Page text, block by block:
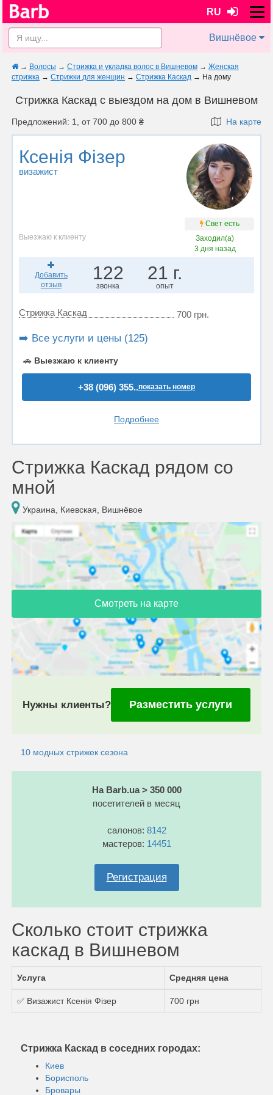
RU
Вишнёвое
→ Волосы → Стрижка и укладка волос в Вишневом → Женская
стрижка → Стрижки для женщин → Стрижка Каскад → На дому
Стрижка Каскад с выездом на дом в Вишневом
Предложений: 1, от 700 до 800 ₴ На карте
Ксенія Фізер
визажист
Свет есть
Выезжаю к клиенту
Заходил(а)
3 дня назад
Добавить
отзыв
122
звонка
21 г.
опыт
Стрижка Каскад 700 грн.
➡️ Все услуги и цены (125)
🚗 Выезжаю к клиенту
+38 (096) 355..показать номер
Подробнее
Стрижка Каскад рядом со
мной
Украина, Киевская, Вишнёвое
Смотреть на карте
Нужны клиенты? Разместить услуги
10 модных стрижек сезона
На Barb.ua > 350 000
посетителей в месяц
салонов: 8142
мастеров: 14451
Регистрация
Сколько стоит стрижка
каскад в Вишневом
Услуга Средняя цена
✅ Визажист Ксенія Фізер 700 грн
Стрижка Каскад в соседних городах:
Киев
Борисполь
Бровары